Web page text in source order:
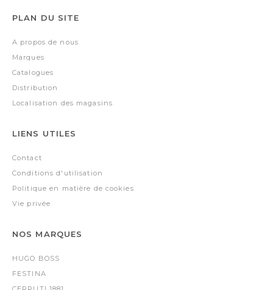
PLAN DU SITE
A propos de nous
Marques
Catalogues
Distribution
Localisation des magasins
LIENS UTILES
Contact
Conditions d'utilisation
Politique en matière de cookies
Vie privée
NOS MARQUES
HUGO BOSS
FESTINA